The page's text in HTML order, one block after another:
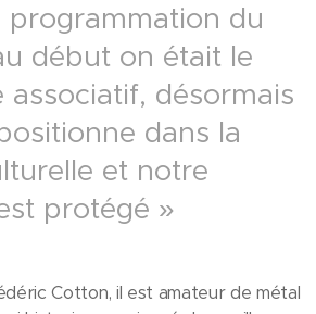
programmation du
début on était le
associatif, désormais
dans la
et notre
protégé »
Cotton, il est amateur de métal